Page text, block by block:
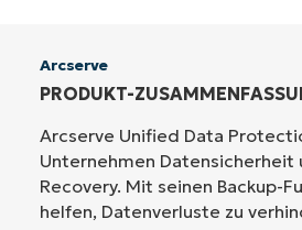
Arcserve
PRODUKT-
Arcserve Unified Data
Unternehmen Datensicherheit
Recovery. Mit seinen Backup-
helfen, Datenverluste zu